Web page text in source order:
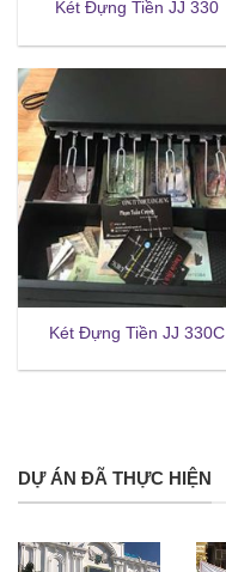
Két Đựng Tiền JJ 330
Két Đựng Tiền JJ 330C
DỰ ÁN ĐÃ THỰC HIỆN